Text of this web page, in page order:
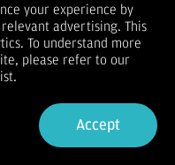
penuh tantangan bagi
lagi kasus sporadis,
di berbagai sektor. Dari
perusahaan mulai
demi menjaga
penting: pola lama
berubah. Mengandalkan
semakin berisiko.
Broker
Sign in
your experience by
advertising. This
To understand more
please refer to our
Accept